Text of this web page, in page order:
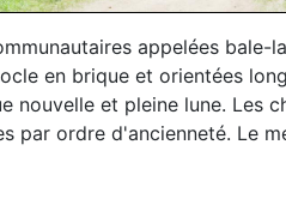
appelées
en brique et orientées
et pleine lune. Les
par ordre d'ancienneté. Le